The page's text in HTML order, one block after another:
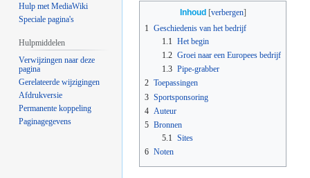
Inhoud
1
Geschiedenis van het bedrijf
1.1
Het begin
1.2 Groei naar een Europees bedrijf
1.3 Pipe-grabber
2 Toepassingen
3 Sportsponsoring
4 Auteur
5 Bronnen
5.1 Sites
6 Noten
Hulp met MediaWiki
Speciale pagina's
Hulpmiddelen
Verwijzingen naar deze
pagina
Gerelateerde wijzigingen
Afdrukversie
Permanente koppeling
Paginagegevens